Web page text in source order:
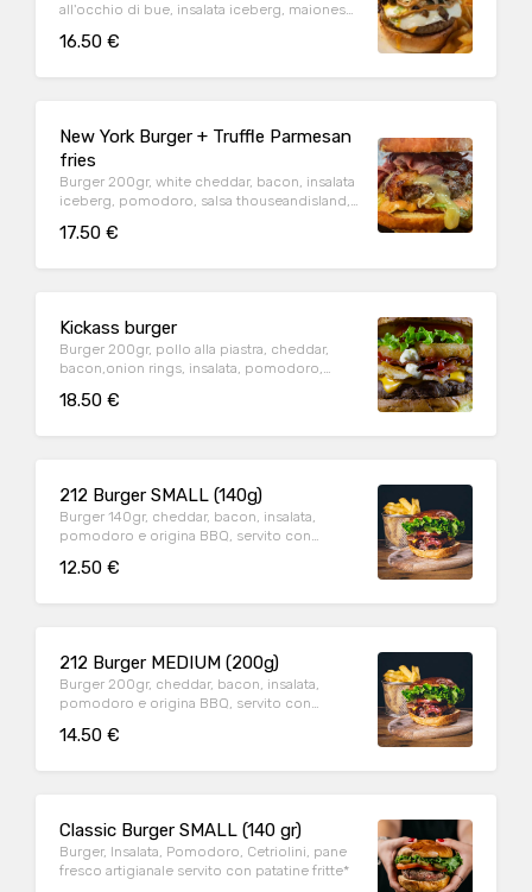
all'occhio di bue, insalata iceberg, maionese
16.50 €
New York Burger + Truffle Parmesan
fries
Burger 200gr, white cheddar, bacon, insalata
iceberg, pomodoro, salsa thouseandisland,
17.50 €
Kickass burger
Burger 200gr, pollo alla piastra, cheddar,
bacon,onion rings, insalata, pomodoro,
18.50 €
212 Burger SMALL (140g)
Burger 140gr, cheddar, bacon, insalata,
pomodoro e origina BBQ, servito con
12.50 €
212 Burger MEDIUM (200g)
Burger 200gr, cheddar, bacon, insalata,
pomodoro e origina BBQ, servito con
14.50 €
Classic Burger SMALL (140 gr)
Burger, Insalata, Pomodoro, Cetriolini, pane
fresco artigianale servito con patatine fritte*